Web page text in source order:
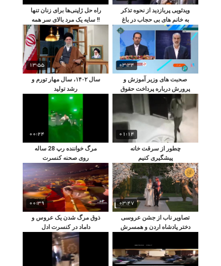
ویدئویی پربازدید از نحوه تذکر
به خانم های بی حجاب در باغ
ارم
راه حل ژاپنی‌ها برای زنان تنها
!! سایه یک مرد بالای سر همه
زنان تنها !
03:34
صحبت های وزیر آموزش و
پرورش درباره پرداخت حقوق
معوقه فرهنگیان
13:55
سال ۱۴۰۲، سال مهار تورم و
رشد تولید
01:14
چطور از سرقت خانه
پیشگیری کنیم
00:24
مرگ خواننده رپ 28 ساله
روی صحنه کنسرت
03:47
تصاویر ناب از جشن عروسی
دختر پادشاه اردن و همسرش
00:39
ذوق مرگ شدن یک عروس و
داماد در کنسرت ادل